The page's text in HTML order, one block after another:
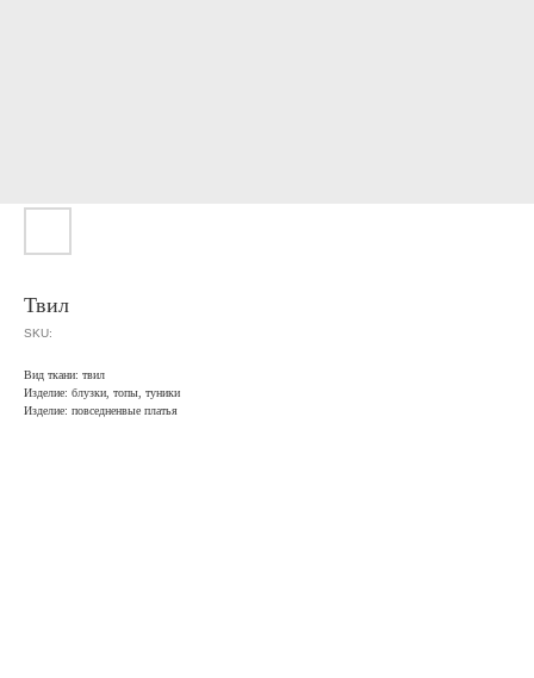
Твил
SKU:
Вид ткани: твил
Изделие: блузки, топы, туники
Изделие: повседненвые платья